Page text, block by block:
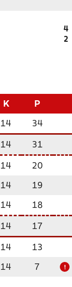
4
2
K P
14 34
14 31
14 20
14 19
14 18
14 17
14 13
14 7 !